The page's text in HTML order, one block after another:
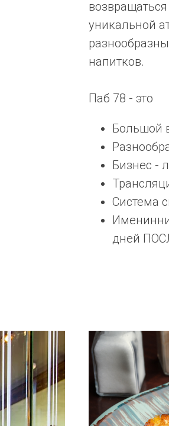
уникальной
напитков.
Паб 78 - это
Большой
Бизнес -
Система
дней